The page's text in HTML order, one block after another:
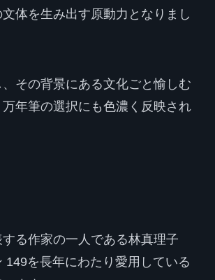
体を生み出す原動力となりまし
その背景にある文化ごと愉しむ
年筆の選択にも色濃く反映され
る作家の一人である林真理子
149を長年にわたり愛用している